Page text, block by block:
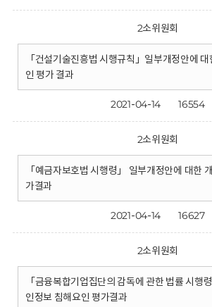
2소위원회
「건설기술진흥법 시행규칙」일부개정안에
인 평가 결과
2021-04-14 16554
2소위원회
「예금자보호법 시행령」 일부개정안에 대한
가결과
2021-04-14 16627
2소위원회
「금융복합기업집단의 감독에 관한 법률 시행
인정보 침해요인 평가결과